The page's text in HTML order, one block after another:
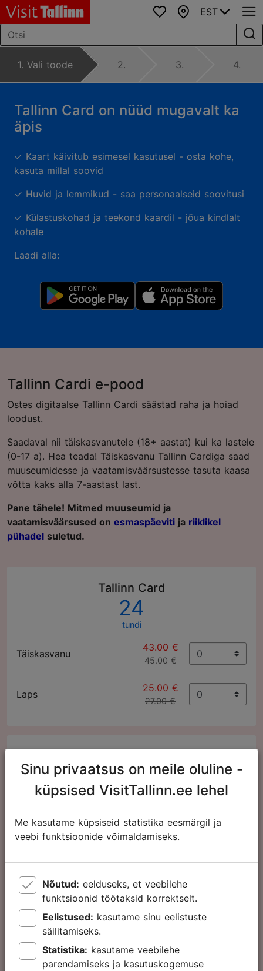
Lemmikud
Kaart
EST
1. Vali toode 2. 3. 4.
Tallinn Card on nüüd mugavalt ka
äpis
✓ Kaart käivitub esimesel kasutusel - osta kohe,
kasuta millal soovid
✓ Huvid ja lemmikud - saa personaalseid soovitusi
✓ Külastuskohad ja teekond kaardil - jõua kindlalt
kohale
Laadi alla:
Tallinn Cardi e-pood
Ostes digitaalse Tallinn Cardi säästad raha ja hoiad
loodust.
Saadaval nii täiskasvanutele (18+ aastat) kui ka lastele
(0-17 a). Hea teada! Täiskasvanu Tallinn Cardiga saad
muuseumidesse ja vaatamisväärsustesse tasuta kaasa
võtta kaks alla 7-aastast last.
Pane tähele! Mitmed muuseumid ja
vaatamisväärsused on esmaspäeviti ja riiklikel
pühadel suletud.
Tallinn Card
24
tundi
Täiskasvanu
43.00 €
45.00 €
Laps
25.00 €
27.00 €
48
tundi
Täiskasvanu
63.00 €
65.00 €
Laps
Tallinn Card
72
tundi
Sinu privaatsus on meile oluline -
küpsised VisitTallinn.ee lehel
Me kasutame küpsiseid statistika eesmärgil ja
veebi funktsioonide võimaldamiseks.
Nõutud:
funktsioonid töötaksid korrektselt.
Eelistused:
säilitamiseks.
Statistika:
parendamiseks ja kasutuskogemuse